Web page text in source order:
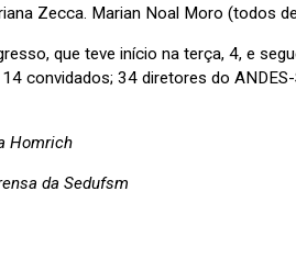
Zecca. Marian Noal Moro (todos
que teve início na terça, 4, e
convidados; 34 diretores do
Homrich
da Sedufsm